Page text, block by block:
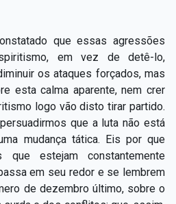
que essas agressões
em vez de detê-lo,
os ataques forçados, mas
esta calma aparente, nem crer
logo vão disto tirar partido.
que a luta não está
mudança tática. Eis por que
estejam constantemente
em seu redor e se lembrem
de dezembro último, sobre o